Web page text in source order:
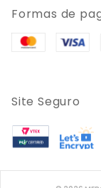
Formas de
Site Seguro